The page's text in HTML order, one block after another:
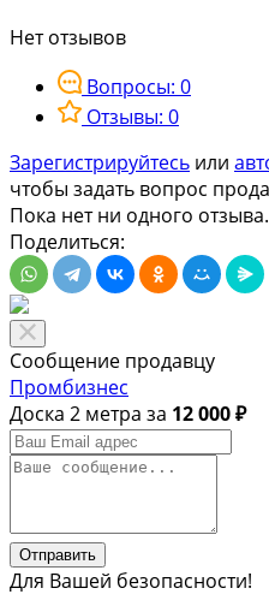
Нет отзывов
Вопросы: 0
Отзывы: 0
Зарегистрируйтесь или
чтобы задать вопрос
Пока нет ни одного отзыва.
Поделиться:
Сообщение продавцу
Промбизнес
Доска 2 метра за 12 000 ₽
Отправить
Для Вашей безопасности!